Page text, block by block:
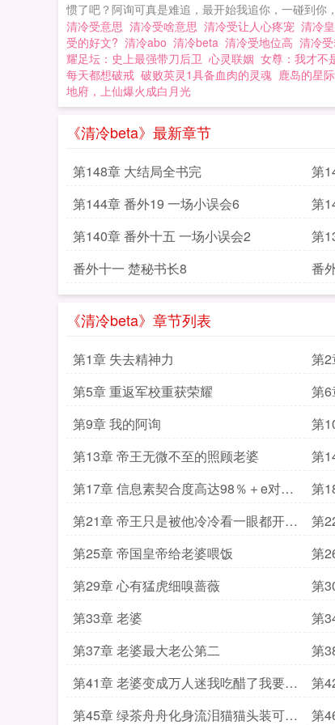
惯了吧？阿询可真是难追，最开始我追你，一碰到你
清冷受意思 清冷受啥意思 清冷受让人心疼宠 清冷
受的好文? 清冷abo 清冷beta 清冷受地位高 清冷
耀足坛：史上最强带刀后卫 心灵联姻 女尊：我才不
每天都想破戒 破败英灵1具备血肉的灵魂 鹿岛的星
地府，上仙爆火成白月光
《清冷beta》最新章节
第148章 大结局全书完 第
第144章 番外19 一场小误会6
第
第140章 番外十五 一场小误会2
第
番外十一 楚秘书长8
番
《清冷beta》章节列表
第1章 失去精神力 第2
第5章 重返军校重获荣耀
第6
第9章 我的阿询
第
第13章 帝王无微不至的照顾老婆 第
第17章 信息素契合度高达98％＋e对a
的转化
第
心
第21章 帝王只是被他冷冷看一眼都开心
疯了
第
第25章 帝国皇帝给老婆喂饭
第
第29章 心有猛虎细嗅蔷薇
第
怎
第33章 老婆
第
第37章 老婆最大老公第二
第
第41章 老婆变成万人迷我吃醋了我要闹
了
第
第45章 绿茶舟舟化身流泪猫猫头装可怜
第